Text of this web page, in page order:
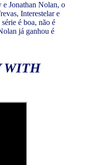
Jonathan Nolan, o
Interestelar e
é boa, não é
já ganhou é
WITH